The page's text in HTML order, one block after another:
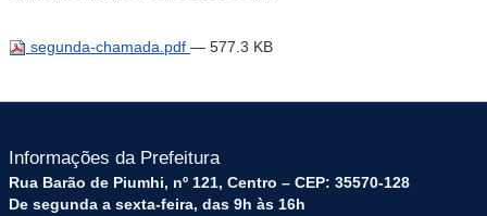
segunda-chamada.pdf — 577.3 KB
Informações da Prefeitura
Rua Barão de Piumhi, nº 121, Centro – CEP: 35570-128
De segunda a sexta-feira, das 9h às 16h